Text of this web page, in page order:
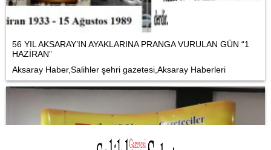
56 YIL AKSARAY’IN AYAKLARINA PRANGA VURULAN GÜN “1
HAZİRAN”
Aksaray Haber,Salihler şehri gazetesi,Aksaray Haberleri